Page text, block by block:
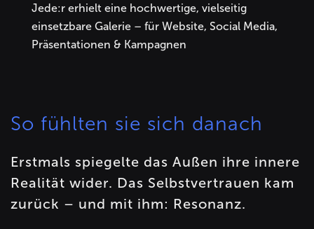
Jede:r erhielt eine hochwertige, vielseitig
einsetzbare Galerie – für Website, Social Media,
Präsentationen & Kampagnen
So fühlten sie sich danach
Erstmals spiegelte das Außen ihre innere
Realität wider. Das Selbstvertrauen kam
zurück – und mit ihm: Resonanz.